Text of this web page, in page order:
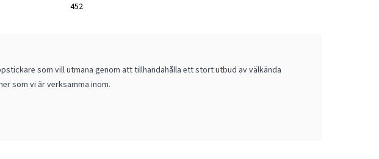
452
som vill utmana genom att tillhandahålla ett stort utbud av välkända
som vi är verksamma inom.